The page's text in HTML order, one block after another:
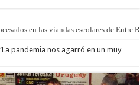
en las viandas escolares de Entre
pandemia nos agarró en un muy